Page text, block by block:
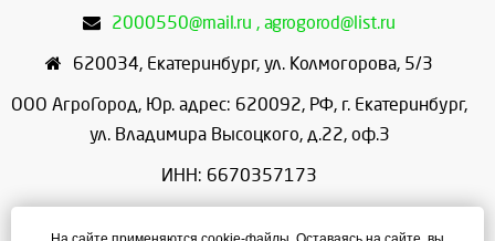
2000550@mail.ru , agrogorod@list.ru
620034, Екатеринбург, ул. Колмогорова, 5/3
ООО АгроГород, Юр. адрес: 620092, РФ, г. Екатеринбург,
ул. Владимира Высоцкого, д.22, оф.3
ИНН: 6670357173